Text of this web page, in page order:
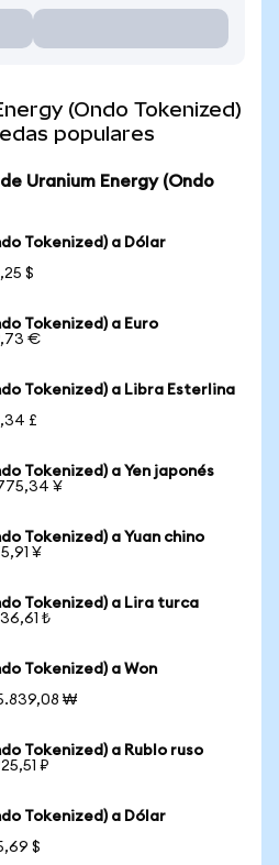
(Ondo Tokenized)
populares
Uranium Energy (Ondo
Tokenized) a Dólar
$
Tokenized) a Euro
€
Tokenized) a Libra Esterlina
£
Tokenized) a Yen japonés
¥
Tokenized) a Yuan chino
¥
Tokenized) a Lira turca
₺
Tokenized) a Won
₩
Tokenized) a Rublo ruso
₽
Tokenized) a Dólar
$